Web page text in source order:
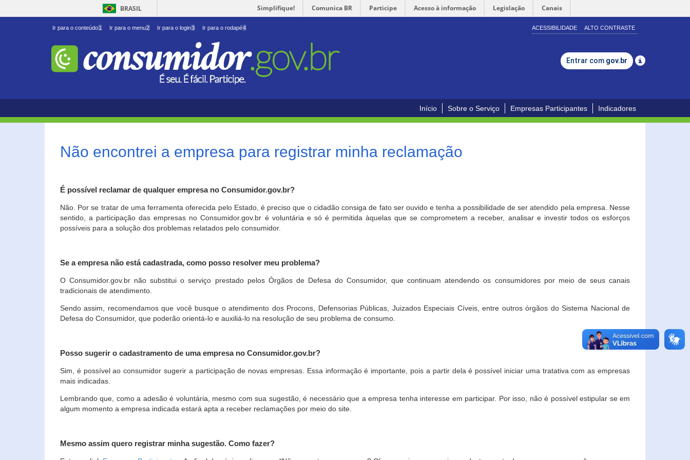
BRASIL Simplifique! Comunica BR Participe Acesso à informação Legislação Canais
Ir para o conteúdo1 Ir para o menu2 Ir para o login3 Ir para o rodapé4 ACESSIBILIDADE ALTO CONTRASTE
Entrar com gov.br
Início Sobre o Serviço Empresas Participantes Indicadores
Não encontrei a empresa para registrar minha reclamação
É possível reclamar de qualquer empresa no Consumidor.gov.br?
Não. Por se tratar de uma ferramenta oferecida pelo Estado, é preciso que o cidadão consiga de fato ser ouvido e tenha a possibilidade de ser atendido pela empresa. Nesse
sentido, a participação das empresas no Consumidor.gov.br é voluntária e só é permitida àquelas que se comprometem a receber, analisar e investir todos os esforços
possíveis para a solução dos problemas relatados pelo consumidor.
Se a empresa não está cadastrada, como posso resolver meu problema?
O Consumidor.gov.br não substitui o serviço prestado pelos Órgãos de Defesa do Consumidor, que continuam atendendo os consumidores por meio de seus canais
tradicionais de atendimento.
Sendo assim, recomendamos que você busque o atendimento dos Procons, Defensorias Públicas, Juizados Especiais Cíveis, entre outros órgãos do Sistema Nacional de
Defesa do Consumidor, que poderão orientá-lo e auxiliá-lo na resolução de seu problema de consumo.
Posso sugerir o cadastramento de uma empresa no Consumidor.gov.br?
Sim, é possível ao consumidor sugerir a participação de novas empresas. Essa informação é importante, pois a partir dela é possível iniciar uma tratativa com as empresas
mais indicadas.
Lembrando que, como a adesão é voluntária, mesmo com sua sugestão, é necessário que a empresa tenha interesse em participar. Por isso, não é possível estipular se em
algum momento a empresa indicada estará apta a receber reclamações por meio do site.
Mesmo assim quero registrar minha sugestão. Como fazer?